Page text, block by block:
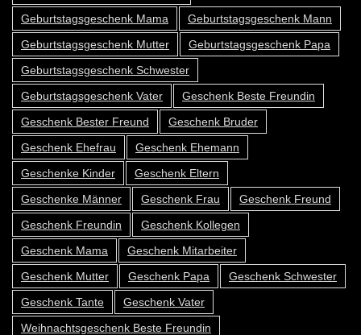
Geburtstagsgeschenk Mama
Geburtstagsgeschenk Mann
Geburtstagsgeschenk Mutter
Geburtstagsgeschenk Papa
Geburtstagsgeschenk Schwester
Geburtstagsgeschenk Vater
Geschenk Beste Freundin
Geschenk Bester Freund
Geschenk Bruder
Geschenk Ehefrau
Geschenk Ehemann
Geschenke Kinder
Geschenk Eltern
Geschenke Männer
Geschenk Frau
Geschenk Freund
Geschenk Freundin
Geschenk Kollegen
Geschenk Mama
Geschenk Mitarbeiter
Geschenk Mutter
Geschenk Papa
Geschenk Schwester
Geschenk Tante
Geschenk Vater
Weihnachtsgeschenk Beste Freundin